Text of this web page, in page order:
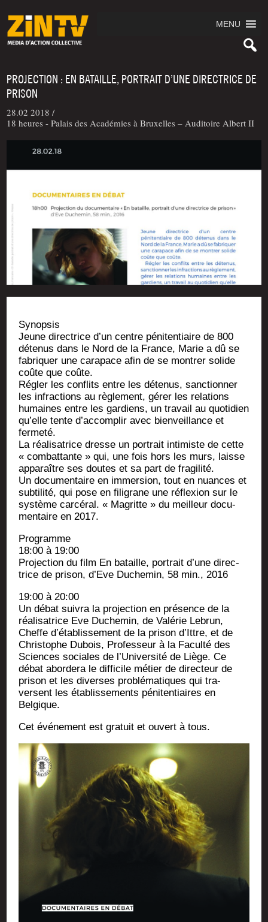
MENU
PROJECTION : EN BATAILLE, PORTRAIT D’UNE DIRECTRICE DE
PRISON
28.02 2018 /
18 heures - Palais des Académies à Bruxelles – Auditoire Albert II
Synop­sis
Jeune direc­trice d’un centre péni­ten­tiaire de 800
déte­nus dans le Nord de la France, Marie a dû se
fabri­quer une cara­pace afin de se mon­trer solide
coûte que coûte.
Régler les conflits entre les déte­nus, sanc­tion­ner
les infrac­tions au règle­ment, gérer les rela­tions
humaines entre les gar­diens, un tra­vail au quo­ti­dien
qu’elle tente d’accomplir avec bien­veillance et
fermeté.
La réa­li­sa­trice dresse un por­trait inti­miste de cette
« com­bat­tante » qui, une fois hors les murs, laisse
appa­raître ses doutes et sa part de fragilité.
Un docu­men­taire en immer­sion, tout en nuances et
sub­ti­li­té, qui pose en fili­grane une réflexion sur le
sys­tème car­cé­ral. « Magritte » du meilleur docu­
men­taire en 2017.
Pro­gramme
18:00 à 19:00
Pro­jec­tion du film En bataille, por­trait d’une direc­
trice de pri­son, d’Eve Duche­min, 58 min., 2016
19:00 à 20:00
Un débat sui­vra la pro­jec­tion en pré­sence de la
réa­li­sa­trice Eve Duche­min, de Valé­rie Lebrun,
Cheffe d’établissement de la pri­son d’Ittre, et de
Chris­tophe Dubois, Pro­fes­seur à la Facul­té des
Sciences sociales de l’Université de Liège. Ce
débat abor­de­ra le dif­fi­cile métier de direc­teur de
pri­son et les diverses pro­blé­ma­tiques qui tra­
versent les éta­blis­se­ments péni­ten­tiaires en
Belgique.
Cet évé­ne­ment est gra­tuit et ouvert à tous.